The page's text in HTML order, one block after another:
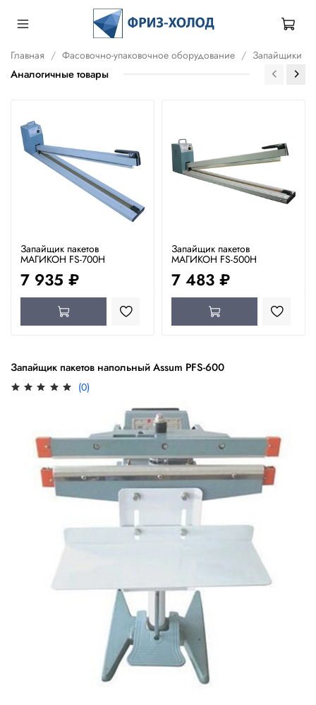
Главная Фасовочно-упаковочное оборудование Запайщики
Аналогичные товары
Запайщик пакетов
МАГИКОН FS-700H
7 935 ₽
Запайщик пакетов
МАГИКОН FS-500H
7 483 ₽
Запайщик пакетов напольный Assum PFS-600
(0)